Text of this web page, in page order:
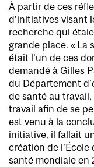
À partir de ces
d’initiatives visant
recherche qui
grande place. « La
était l’un de ces
demandé à Gilles
du Département
de santé au
travail afin de se
est venu à la
initiative, il fallait
création de
santé mondiale en